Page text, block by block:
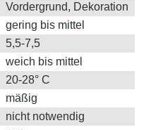
Vordergrund, Dekoration
gering bis mittel
5,5-7,5
weich bis mittel
20-28° C
mäßig
nicht notwendig